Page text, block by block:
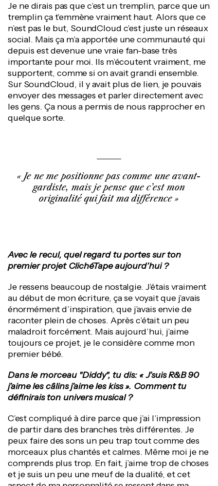
Je ne dirais pas que c’est un tremplin, parce que un
tremplin ça t’emmène vraiment haut. Alors que ce
n’est pas le but, SoundCloud c’est juste un réseaux
social. Mais ça m’a apportée une communauté qui
depuis est devenue une vraie fan-base très
importante pour moi. Ils m’écoutent vraiment, me
supportent, comme si on avait grandi ensemble.
Sur SoundCloud, il y avait plus de lien, je pouvais
envoyer des messages et parler directement avec
les gens. Ça nous a permis de nous rapprocher en
quelque sorte.
Je ne me positionne pas comme une avant-
gardiste, mais je pense que c’est mon
originalité qui fait ma différence
Avec le recul, quel regard tu portes sur ton
premier projetClichéTapeaujourd’hui ?
Je ressens beaucoup de nostalgie. J’étais vraiment
au début de mon écriture, ça se voyait que j’avais
énormément d’inspiration, que j’avais envie de
raconter plein de choses. Après c’était un peu
maladroit forcément. Mais aujourd’hui, j’aime
toujours ce projet, je le considère comme mon
premier bébé.
Dans le morceau "Diddy", tu dis: « J’suis R&B 90
j’aime les câlins j’aime les kiss ». Comment tu
définirais ton univers musical ?
C’est compliqué à dire parce que j’ai l’impression
de partir dans des branches très différentes. Je
peux faire des sons un peu trap tout comme des
morceaux plus chantés et calmes. Même moi je ne
comprends plus trop. En fait, j’aime trop de choses
et je suis un peu une meuf de la dualité, et cet